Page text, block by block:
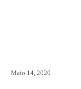
Maio 14, 2020